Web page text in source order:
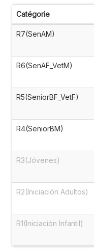
Catégorie
R7(SenAM)
R6(SenAF_VetM)
R5(SeniorBF_VetF)
R4(SeniorBM)
R3(Jóvenes)
R2(Iniciación Adultos)
R1(Iniciación Infantil)